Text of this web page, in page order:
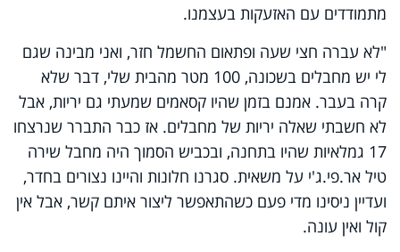
מתמודדים עם האזעקות בעצמנו.
"לא עברה חצי שעה ופתאום החשמל חזר, ואני מבינה שגם
לי יש מחבלים בשכונה, 100 מטר מהבית שלי, דבר שלא
קרה בעבר. אמנם בזמן שהיו קסאמים שמעתי גם יריות, אבל
לא חשבתי שאלה יריות של מחבלים. אז כבר התברר שנרצחו
17 גמלאיות שהיו בתחנה, ובכביש הסמוך היה מחבל שירה
טיל אר.פי.ג'י על משאית. סגרנו חלונות והיינו נצורים בחדר,
ועדיין ניסינו מדי פעם כשהתאפשר ליצור איתם קשר, אבל אין
קול ואין עונה.